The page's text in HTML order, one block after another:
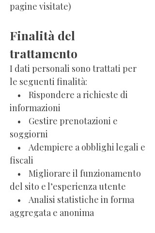
pagine visitate)
Finalità del
trattamento
I dati personali sono trattati per
le seguenti finalità:
• Rispondere a richieste di
informazioni
• Gestire prenotazioni e
soggiorni
• Adempiere a obblighi legali e
fiscali
• Migliorare il funzionamento
del sito e l’esperienza utente
• Analisi statistiche in forma
aggregata e anonima